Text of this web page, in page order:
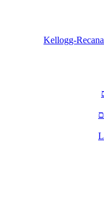
Kellogg-